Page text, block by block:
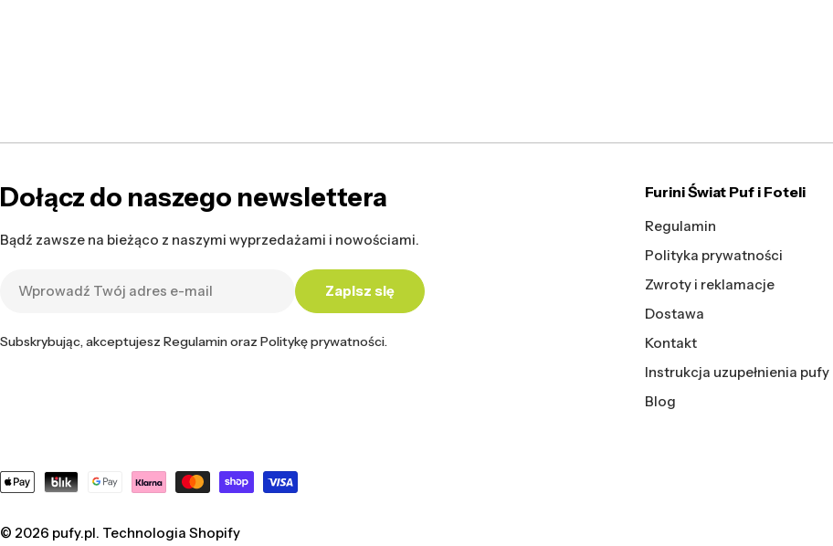
Dołącz do naszego newslettera
Bądź zawsze na bieżąco z naszymi wyprzedażami i nowościami.
Zapisz się
Subskrybując, akceptujesz Regulamin oraz Politykę prywatności.
Furini Świat Puf i Foteli
Regulamin
Polityka prywatności
Zwroty i reklamacje
Dostawa
Kontakt
Instrukcja uzupełnienia pufy
Blog
Metody
© 2026 pufy.pl. Technologia Shopify